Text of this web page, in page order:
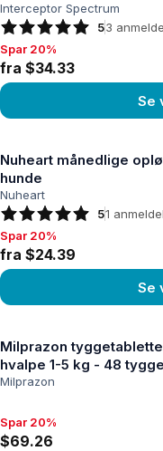
Interceptor Spectrum
53
Spar 20%, fra $34.33
Spar 20%
fra $34.33
Se
Nuheart månedlige
hunde
Nuheart
51
Spar 20%, fra $24.39
Spar 20%
fra $24.39
Se
Milprazon
hvalpe 1-5 kg - 48
Milprazon
Spar 20%, $69.26
Spar 20%
$69.26